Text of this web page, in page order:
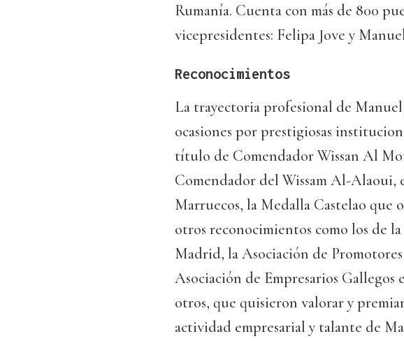
Rumanía. Cuenta con más de 800
vicepresidentes: Felipa Jove y
Reconocimientos
La trayectoria profesional de
ocasiones por prestigiosas
título de Comendador Wissan Al
Comendador del Wissam Al-Alaoui,
Marruecos, la Medalla Castelao que
otros reconocimientos como los de
Madrid, la Asociación de
Asociación de Empresarios Gallegos
otros, que quisieron valorar y
actividad empresarial y talante de